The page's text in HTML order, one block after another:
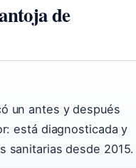
de
un antes y después
está diagnosticada y
sanitarias desde 2015.